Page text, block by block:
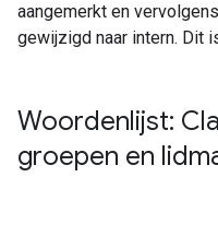
aangemerkt en
gewijzigd naar intern. Dit
Woordenlijst:
groepen en